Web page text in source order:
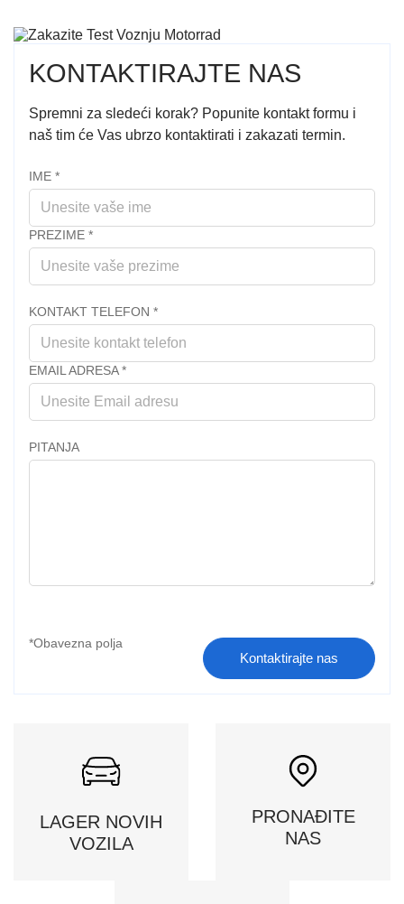
KONTAKTIRAJTE NAS
Spremni za sledeći korak? Popunite kontakt formu i
naš tim će Vas ubrzo kontaktirati i zakazati termin.
IME *
PREZIME *
KONTAKT TELEFON *
EMAIL ADRESA*
PITANJA
Kontaktirajte nas
LAGER NOVIH
VOZILA
PRONAĐITE
NAS